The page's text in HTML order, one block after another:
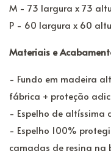
M - 73 largura x 73
P - 60 largura x 60
Materiais e
- Fundo em madeira
fábrica + proteção
- Espelho de altíssima
- Espelho 100%
camadas de resina na